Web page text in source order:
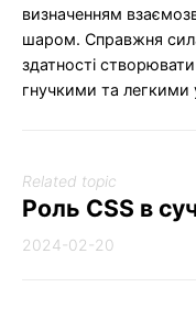
визначенням
шаром. Справжня
здатності
гнучкими та легкими
Related topic
Роль CSS в
2024-02-20